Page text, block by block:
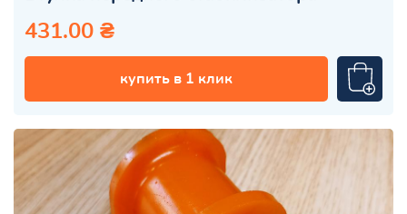
431.00 ₴
купить в 1 клик